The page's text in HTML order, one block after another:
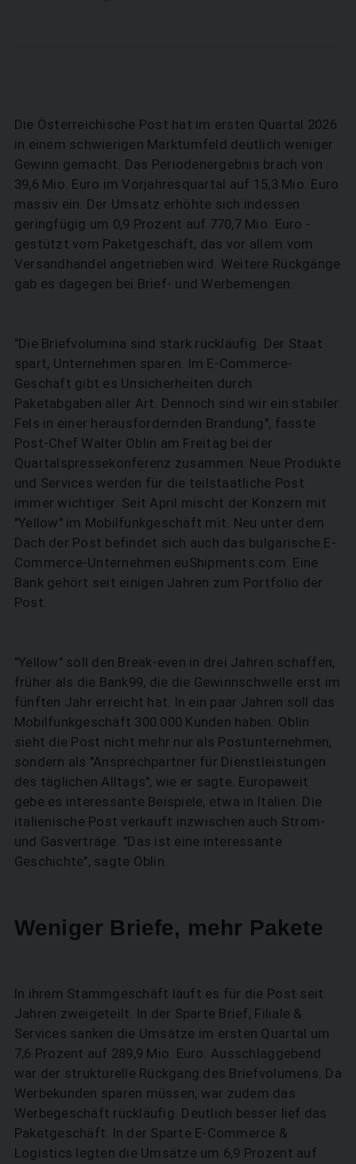
Die Österreichische Post hat im ersten Quartal 2026
in einem schwierigen Marktumfeld deutlich weniger
Gewinn gemacht. Das Periodenergebnis brach von
39,6 Mio. Euro im Vorjahresquartal auf 15,3 Mio. Euro
massiv ein. Der Umsatz erhöhte sich indessen
geringfügig um 0,9 Prozent auf 770,7 Mio. Euro -
gestützt vom Paketgeschäft, das vor allem vom
Versandhandel angetrieben wird. Weitere Rückgänge
gab es dagegen bei Brief- und Werbemengen.
"Die Briefvolumina sind stark rückläufig. Der Staat
spart, Unternehmen sparen. Im E-Commerce-
Geschäft gibt es Unsicherheiten durch
Paketabgaben aller Art. Dennoch sind wir ein stabiler
Fels in einer herausfordernden Brandung", fasste
Post-Chef Walter Oblin am Freitag bei der
Quartalspressekonferenz zusammen. Neue Produkte
und Services werden für die teilstaatliche Post
immer wichtiger. Seit April mischt der Konzern mit
"Yellow" im Mobilfunkgeschäft mit. Neu unter dem
Dach der Post befindet sich auch das bulgarische E-
Commerce-Unternehmen euShipments.com. Eine
Bank gehört seit einigen Jahren zum Portfolio der
Post.
"Yellow" soll den Break-even in drei Jahren schaffen,
früher als die Bank99, die die Gewinnschwelle erst im
fünften Jahr erreicht hat. In ein paar Jahren soll das
Mobilfunkgeschäft 300.000 Kunden haben. Oblin
sieht die Post nicht mehr nur als Postunternehmen,
sondern als "Ansprechpartner für Dienstleistungen
des täglichen Alltags", wie er sagte. Europaweit
gebe es interessante Beispiele, etwa in Italien. Die
italienische Post verkauft inzwischen auch Strom-
und Gasverträge. "Das ist eine interessante
Geschichte", sagte Oblin.
Weniger Briefe, mehr Pakete
In ihrem Stammgeschäft läuft es für die Post seit
Jahren zweigeteilt. In der Sparte Brief, Filiale &
Services sanken die Umsätze im ersten Quartal um
7,6 Prozent auf 289,9 Mio. Euro. Ausschlaggebend
war der strukturelle Rückgang des Briefvolumens. Da
Werbekunden sparen müssen, war zudem das
Werbegeschäft rückläufig. Deutlich besser lief das
Paketgeschäft. In der Sparte E-Commerce &
Logistics legten die Umsätze um 6,9 Prozent auf